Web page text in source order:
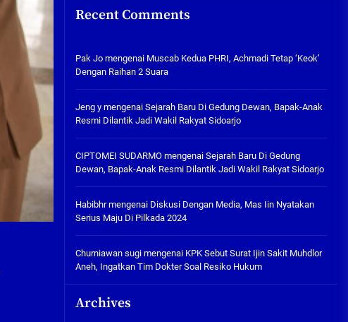
Plafon Ruang Kelas Ambruk,
Ketua Komisi D Langsung Sidak
05/08/2026
Recent Comments
Pak Jomengenai Muscab Kedua PHRI, Achmadi Tetap ‘Keok’
Dengan Raihan 2 Suara
Jeng ymengenai Sejarah Baru Di Gedung Dewan, Bapak-Anak
Resmi Dilantik Jadi Wakil Rakyat Sidoarjo
CIPTOMEI SUDARMOmengenai Sejarah Baru Di Gedung
Dewan, Bapak-Anak Resmi Dilantik Jadi Wakil Rakyat Sidoarjo
Habibhrmengenai Diskusi Dengan Media, Mas Iin Nyatakan
Serius Maju Di Pilkada 2024
Churniawan sugimengenai KPK Sebut Surat Ijin Sakit Muhdlor
Aneh, Ingatkan Tim Dokter Soal Resiko Hukum
Archives